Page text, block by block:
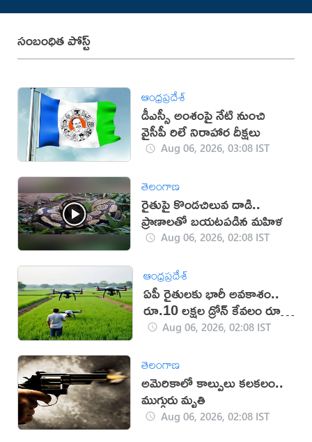
సంబంధిత పోస్ట్
ఆంధ్రప్రదేశ్
డీఎస్సీ అంశంపై నేటి నుంచి
వైసీపీ రిలే నిరాహార దీక్షలు
Aug 06, 2026, 03:08 IST
తెలంగాణ
రైతుపై కొండచిలువ దాడి..
ప్రాణాలతో బయటపడిన మహిళ
Aug 06, 2026, 02:08 IST
ఆంధ్రప్రదేశ్
ఏపీ రైతులకు భారీ అవకాశం..
రూ.10 లక్షల డ్రోన్ కేవలం రూ.2
లక్షలకే!Aug 06, 2026, 02:08 IST
తెలంగాణ
అమెరికాలో కాల్పులు కలకలం..
ముగ్గురు మృతి
Aug 06, 2026, 02:08 IST